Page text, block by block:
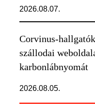
2026.08.07.
Corvinus-
szállodai
karbonlábnyomát
2026.08.05.